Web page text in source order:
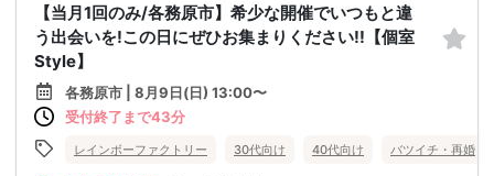
【当月1回のみ/各務原市】希少な開催でいつもと違
う出会いを!この日にぜひお集まりください!!【個室
Style】
各務原市 | 8月9日(日) 13:00〜
受付終了まで43分
レインボーファクトリー 30代向け 40代向け バツイチ・再婚